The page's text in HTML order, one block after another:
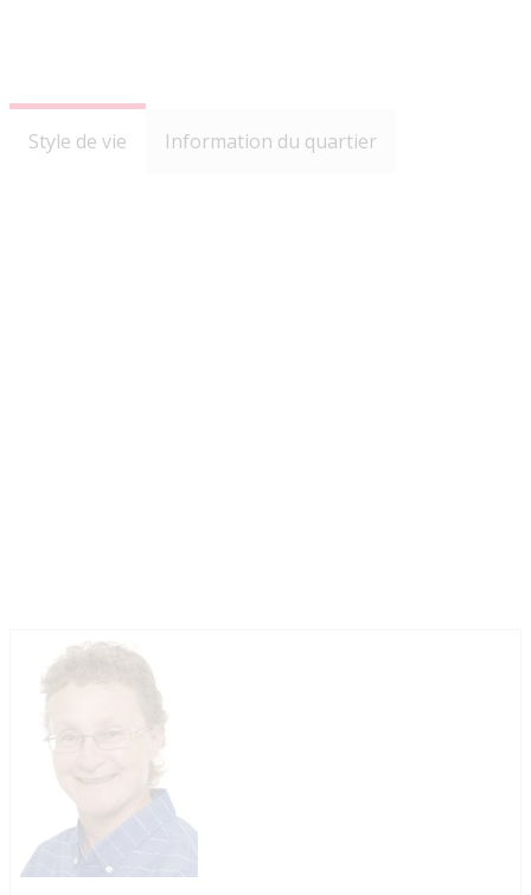
Style de vie Information du quartier